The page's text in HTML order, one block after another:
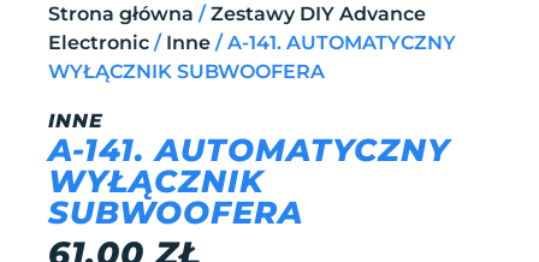
Strona główna /Zestawy DIY Advance
Electronic / Inne / A-141. AUTOMATYCZNY
WYŁĄCZNIK SUBWOOFERA
INNE
A-141. AUTOMATYCZNY
WYŁĄCZNIK
SUBWOOFERA
61,00ZŁ